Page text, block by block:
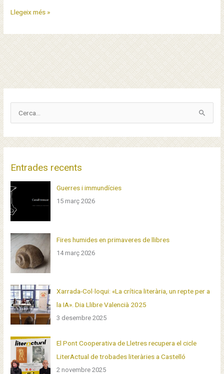
Manel
Llegeix més »
e
r
c
e
r
:
Entrades recents
Guerres i immundícies
15 març 2026
Fires humides en primaveres de llibres
14 març 2026
Xarrada-Col·loqui: «La crítica literària, un repte per a
la IA». Dia Llibre Valencià 2025
3 desembre 2025
El Pont Cooperativa de Lletres recupera el cicle
LiterActual de trobades literàries a Castelló
2 novembre 2025